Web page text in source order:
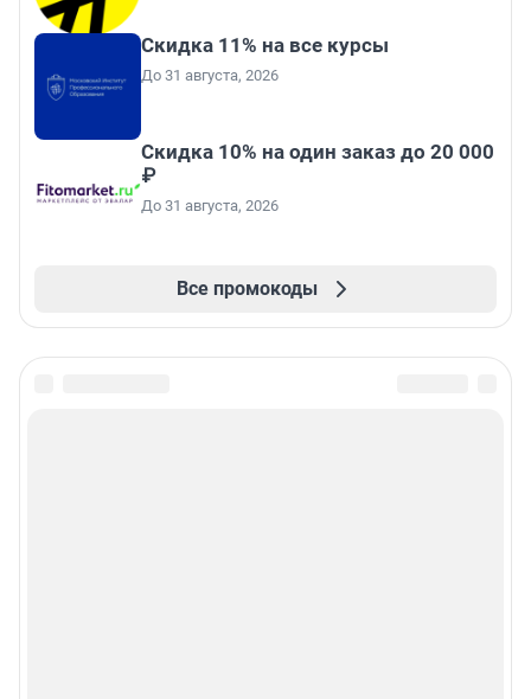
Скидка 11% на все курсы
До 31 августа, 2026
Скидка 10% на один заказ до 20 000
₽
До 31 августа, 2026
Все промокоды